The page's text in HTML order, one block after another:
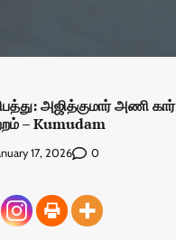
அஜித்குமார் அணி கார்
– Kumudam
17, 2026 0